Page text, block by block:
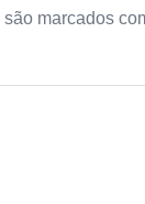
marcados